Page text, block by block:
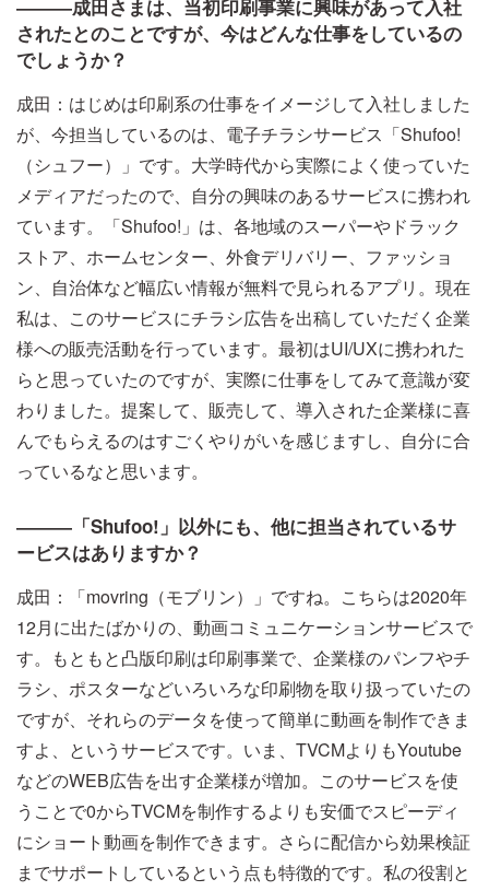
―――成田さまは、当初印刷事業に興味があって入社
されたとのことですが、今はどんな仕事をしているの
でしょうか？
成田：はじめは印刷系の仕事をイメージして入社しました
が、今担当しているのは、電子チラシサービス「Shufoo!
（シュフー）」です。大学時代から実際によく使っていた
メディアだったので、自分の興味のあるサービスに携われ
ています。「Shufoo!」は、各地域のスーパーやドラック
ストア、ホームセンター、外食デリバリー、ファッショ
ン、自治体など幅広い情報が無料で見られるアプリ。現在
私は、このサービスにチラシ広告を出稿していただく企業
様への販売活動を行っています。最初はUI/UXに携われた
らと思っていたのですが、実際に仕事をしてみて意識が変
わりました。提案して、販売して、導入された企業様に喜
んでもらえるのはすごくやりがいを感じますし、自分に合
っているなと思います。
―――「Shufoo!」以外にも、他に担当されているサ
ービスはありますか？
成田：「movring（モブリン）」ですね。こちらは2020年
12月に出たばかりの、動画コミュニケーションサービスで
す。もともと凸版印刷は印刷事業で、企業様のパンフやチ
ラシ、ポスターなどいろいろな印刷物を取り扱っていたの
ですが、それらのデータを使って簡単に動画を制作できま
すよ、というサービスです。いま、TVCMよりもYoutube
などのWEB広告を出す企業様が増加。このサービスを使
うことで0からTVCMを制作するよりも安価でスピーディ
にショート動画を制作できます。さらに配信から効果検証
までサポートしているという点も特徴的です。私の役割と